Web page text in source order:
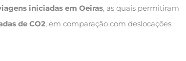
iniciadas em Oeiras, as quais permitiram
de CO2, em comparação com deslocações